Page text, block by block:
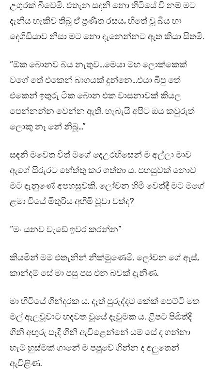
උගුරක් බීවෙමි. එතැන සඳනි නො හිටියේ වී නම් මට
දැනිය හැකිව තිබූ ඒ ප්‍රණීත රසය, හිතේ වූ බිය හා
දෙගිඩියාව නිසා මට නො දැනෙන්නට ඇත කියා සිතමි.
“ඕක බොනව බය නැතුව…මෙයා මහ ලොක්කෙක්
වගේ තේ එකෙන් බාගයක් දුන්නෙ…එයා බීපු තේ
එකෙන් ඉතුරු ටික බොන එක වාසනාවක් කියල
පෙන්නන්න වෙන්න ඇති. හැබැයි අපිට ඔය කවුරුත්
ලොකු නෑ නේ නිබූ…”
සඳනි මවෙත විත් මගේ දෙඋරහිසෙන් ම අල්ලා මාව
ඇගේ සිරුරට හේත්තු කර ගත්තා ය. පහසුවක් නොව
මට දැනුණේ අපහසුවකි. ලෝචන හිමි වෙත්දී මට මගේ
ළමා වියේ මිතුරිය අහිමි වූවා වත්ද?
“මං යනව වැඩේ ඉවර කරන්න”
කියමින් මම එතැනින් නික්මුණෙමි. ලෝචන ගේ ඇස්,
කාන්දම් සේ මා පසු පස එන බවක් දැනිණ.
මා හිටියේ ගින්දරක ය. දෑත් පුරුද්දට කේක් පෙට්ටි මත
මල් ඇලවූවාට හදවත වූයේ දැවුමක ය. ළිපට පිඹිත්දී
ගිනි අඟුරු පෑදී ගිනි ඇවිළෙන්නේ යම් සේ ද ගන්නා
හැම හුස්මක් ගානේ ම පපුවේ ගින්න ද අලුතෙන්
ඇවිළිණ.